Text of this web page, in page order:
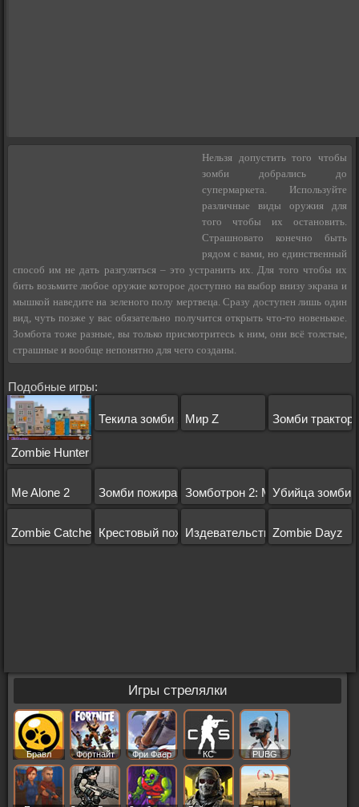
Нельзя допустить того чтобы
зомби добрались до
супермаркета. Используйте
различные виды оружия для
того чтобы их остановить.
Страшновато конечно быть
рядом с вами, но единственный
способ им не дать разгуляться – это устранить их. Для того чтобы их
бить возьмите любое оружие которое доступно на выбор внизу экрана и
мышкой наведите на зеленого полу мертвеца. Сразу доступен лишь один
вид, чуть позже у вас обязательно получится открыть что-то новенькое.
Зомбота тоже разные, вы только присмотритесь к ним, они всё толстые,
страшные и вообще непонятно для чего созданы.
Подобные игры:
Zombie Hunter
Текила зомби 2 Мир Z Зомби трактор
Me Alone 2 Зомби пожирают РодинуЗомботрон 2: Машина времени
Убийца зомби
Zombie CatchersКрестовый походИздевательства над зомби
Zombie Dayz
Игры стрелялки
Бравл
Старс
Фортнайт Фри Фаер КС PUBG